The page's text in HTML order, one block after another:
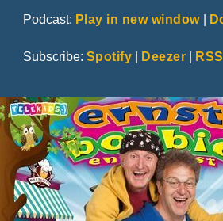
Podcast: Play in new window|
Subscribe: Spotify | Deezer | RSS